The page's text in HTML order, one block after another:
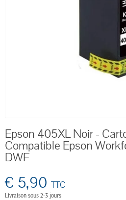
Epson 405XL Noir -
Compatible Epson
DWF
€ 5,90 TTC
Livraison sous 2-3 jours